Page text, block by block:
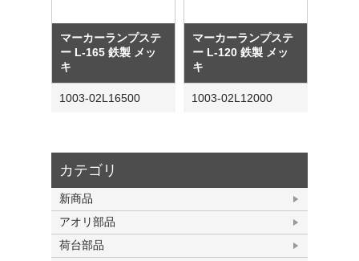
カテゴリ
新商品
アオリ部品
荷台部品
マーカーランプステ
ー L-165 鉄製 メッ
キ
1003-02L16500
マーカーランプステ
ー L-120 鉄製 メッ
キ
1003-02L12000